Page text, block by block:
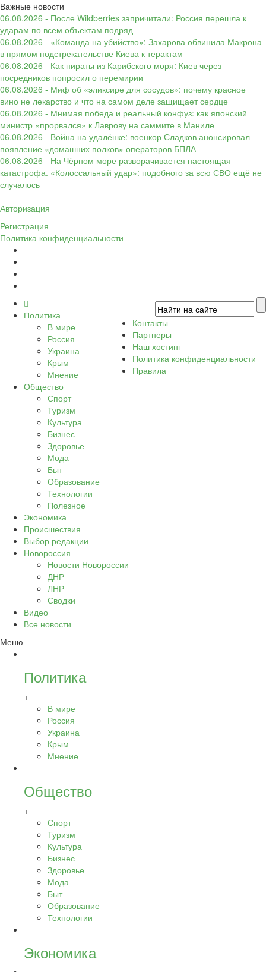
Важные новости
06.08.2026 - После Wildberries запричитали: Россия перешла к
ударам по всем объектам подряд
06.08.2026 - «Команда на убийство»: Захарова обвинила Макрона
в прямом подстрекательстве Киева к терактам
06.08.2026 - Как пираты из Карибского моря: Киев через
посредников попросил о перемирии
06.08.2026 - Миф об «эликсире для сосудов»: почему красное
вино не лекарство и что на самом деле защищает сердце
06.08.2026 - Мнимая победа и реальный конфуз: как японский
министр «прорвался» к Лаврову на саммите в Маниле
06.08.2026 - Война на удалёнке: военкор Сладков анонсировал
появление «домашних полков» операторов БПЛА
06.08.2026 - На Чёрном море разворачивается настоящая
катастрофа. «Колоссальный удар»: подобного за всю СВО ещё не
случалось
Авторизация
Регистрация
Политика конфиденциальности
Политика
В мире
Россия
Украина
Крым
Мнение
Общество
Спорт
Туризм
Культура
Бизнес
Здоровье
Мода
Быт
Образование
Технологии
Полезное
Экономика
Происшествия
Выбор редакции
Новороссия
Новости Новороссии
ДНР
ЛНР
Сводки
Видео
Все новости
Меню
Политика
+
В мире
Россия
Украина
Крым
Мнение
Общество
+
Спорт
Туризм
Культура
Бизнес
Здоровье
Мода
Быт
Образование
Технологии
Экономика
Контакты
Партнеры
Наш хостинг
Политика конфиденциальности
Правила